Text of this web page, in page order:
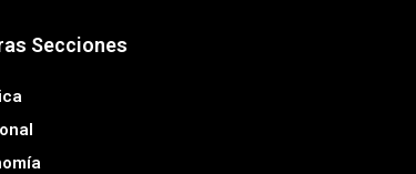
Secciones